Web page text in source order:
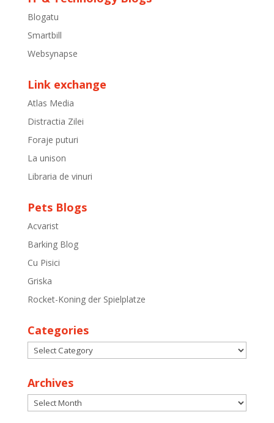
Blogatu
Smartbill
Websynapse
Link exchange
Atlas Media
Distractia Zilei
Foraje puturi
La unison
Libraria de vinuri
Pets Blogs
Acvarist
Barking Blog
Cu Pisici
Griska
Rocket-Koning der Spielplatze
Categories
Categories
Archives
Archives